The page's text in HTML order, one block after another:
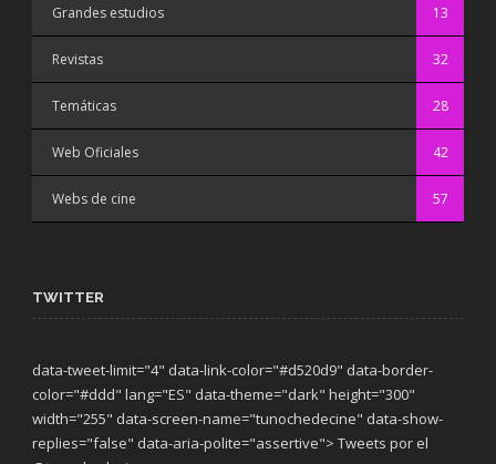
Grandes estudios 13
Revistas 32
Temáticas 28
Web Oficiales 42
Webs de cine 57
TWITTER
data-tweet-limit="4" data-link-color="#d520d9" data-border-
color="#ddd" lang="ES" data-theme="dark" height="300"
width="255" data-screen-name="tunochedecine" data-show-
replies="false" data-aria-polite="assertive"> Tweets por el